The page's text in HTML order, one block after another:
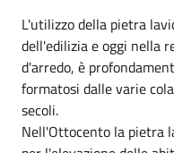
L'utilizzo della pietra
dell'edilizia e oggi nella
d'arredo, è
formatosi dalle varie
secoli.
Nell'Ottocento la pietra